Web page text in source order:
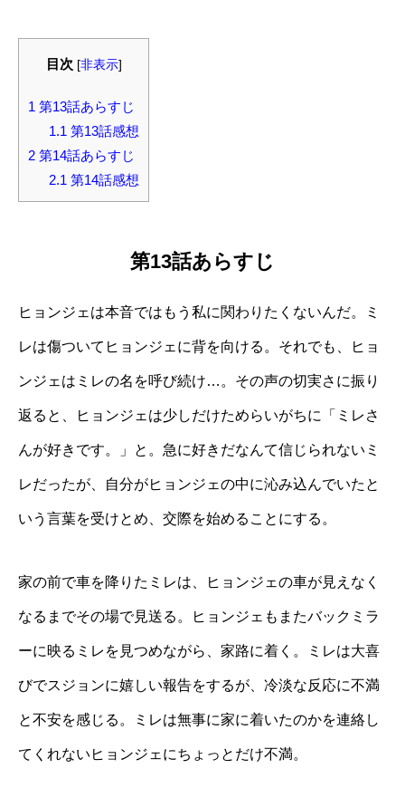
目次 [非表示]
1 第13話あらすじ
1.1 第13話感想
2 第14話あらすじ
2.1 第14話感想
第13話あらすじ
ヒョンジェは本音ではもう私に関わりたくないんだ。ミ
レは傷ついてヒョンジェに背を向ける。それでも、ヒョ
ンジェはミレの名を呼び続け…。その声の切実さに振り
返ると、ヒョンジェは少しだけためらいがちに「ミレさ
んが好きです。」と。急に好きだなんて信じられないミ
レだったが、自分がヒョンジェの中に沁み込んでいたと
いう言葉を受けとめ、交際を始めることにする。
家の前で車を降りたミレは、ヒョンジェの車が見えなく
なるまでその場で見送る。ヒョンジェもまたバックミラ
ーに映るミレを見つめながら、家路に着く。ミレは大喜
びでスジョンに嬉しい報告をするが、冷淡な反応に不満
と不安を感じる。ミレは無事に家に着いたのかを連絡し
てくれないヒョンジェにちょっとだけ不満。